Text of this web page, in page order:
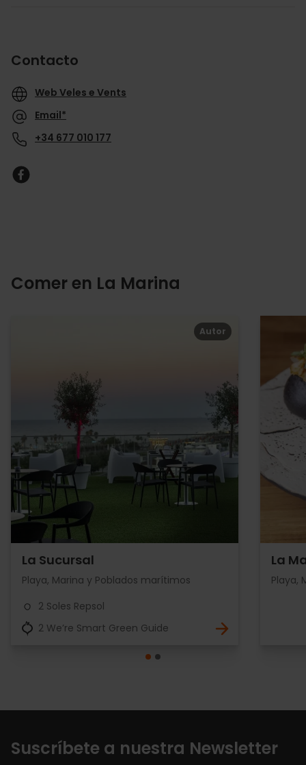
Contacto
Web Veles e Vents
Email*
+34 677 010 177
Comer en La Marina
La Sucursal
Playa, Marina y Poblados marítimos
2 Soles Repsol
2 We’re Smart Green Guide
Autor
La
Playa,
Suscríbete a nuestra Newsletter